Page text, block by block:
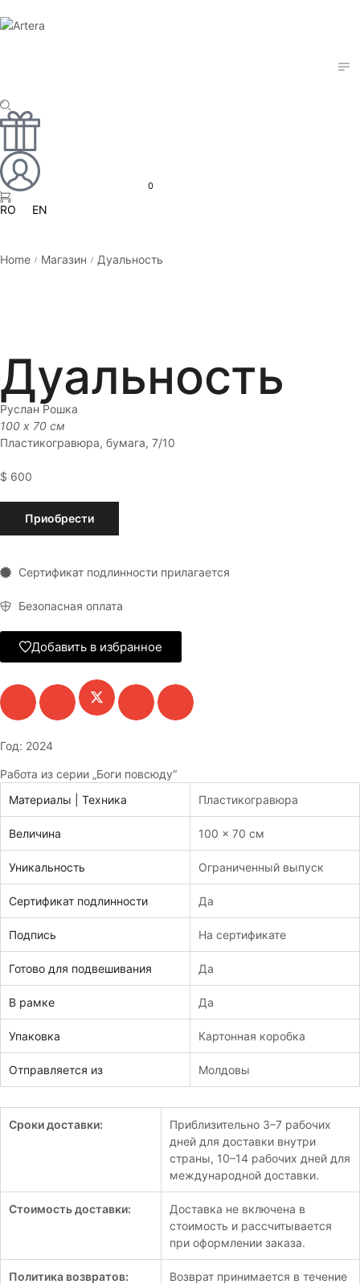
0
RO EN
Home / Магазин / Дуальность
Дуальность
Руслан Рошка
100 x 70 см
Пластикогравюра, бумага, 7/10
$ 600
Приобрести
Сертификат подлинности прилагается
Безопасная оплата
Добавить в избранное
Год: 2024
Работа из серии „Боги повсюду“
Материалы | Техника
Пластикогравюра
Величина 100 x 70 см
Уникальность Ограниченный выпуск
Сертификат подлинности Да
Подпись На сертификате
Готово для подвешивания Да
В рамке Да
Упаковка Картонная коробка
Отправляется из Молдовы
Сроки доставки:
Приблизительно 3–7 рабочих
дней для доставки внутри
страны, 10–14 рабочих дней для
международной доставки.
Стоимость доставки:
Доставка не включена в
стоимость и рассчитывается
при оформлении заказа.
Политика возвратов:
Возврат принимается в течение